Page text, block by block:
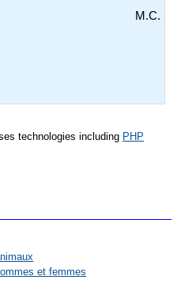
M.C.
technologies including PHP
et femmes